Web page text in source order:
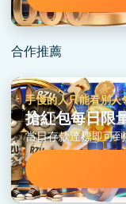
合作推薦
手慢的人只能看別人
搶紅包每日限
當日存款達標即可